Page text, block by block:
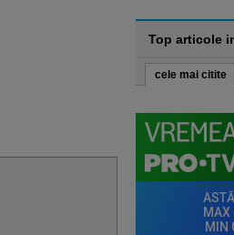
Top articole
cele mai citite